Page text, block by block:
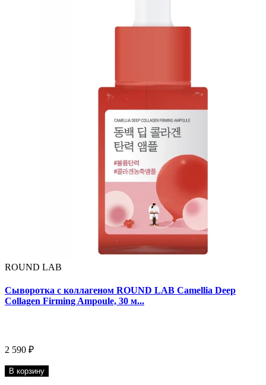
ROUND LAB
Сыворотка с коллагеном ROUND LAB Camellia Deep
Collagen Firming Ampoule, 30 м...
2 590 ₽
В корзину